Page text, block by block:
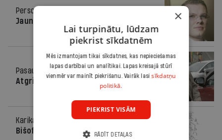
Personība
Jauns vadons
Pasaulē
09.03.2011.
Atgriezies, lai...
Karikatūra
09.03.2011.
Bišofa skats
×
Lai turpinātu, lūdzam
piekrist sīkdatnēm
Mēs izmantojam tikai sīkdatnes, kas nepieciešamas
lapas darbībai un analītikai. Lapas kreisajā stūrī
vienmēr var mainīt piekrišanu. Vairāk lasisīkdatņu
politikā.
PIEKRIST VISĀM
RĀDĪT DETAĻAS